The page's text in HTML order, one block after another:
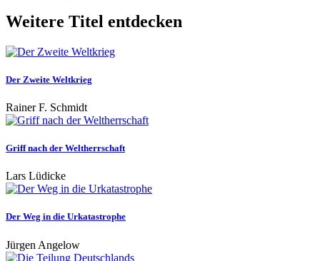
Weitere Titel entdecken
Der Zweite Weltkrieg
Rainer F. Schmidt
Griff nach der Weltherrschaft
Lars Lüdicke
Der Weg in die Urkatastrophe
Jürgen Angelow